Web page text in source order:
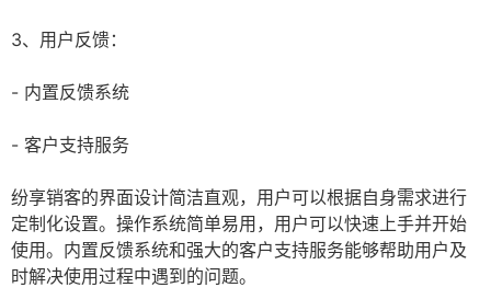
3、用户反馈：
- 内置反馈系统
- 客户支持服务
纷享销客的界面设计简洁直观，用户可以根据自身需求进行
定制化设置。操作系统简单易用，用户可以快速上手并开始
使用。内置反馈系统和强大的客户支持服务能够帮助用户及
时解决使用过程中遇到的问题。